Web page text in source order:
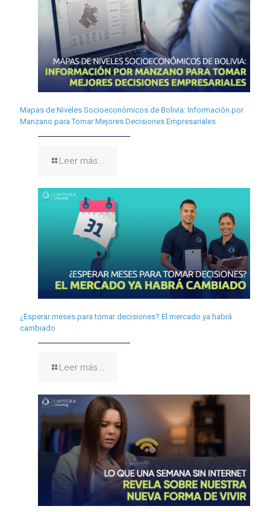
Mapas de Niveles Socioeconómicos de Bolivia: Información por
Manzano para Tomar Mejores Decisiones Empresariales
Leer más...
¿Esperar meses para tomar decisiones? El mercado ya habrá
cambiado
Leer más...